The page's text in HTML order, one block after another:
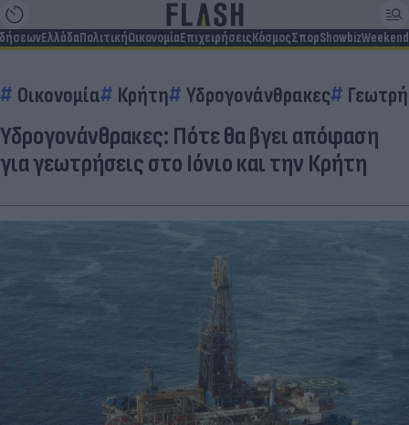
ΕλλάδαΠολιτικήΟικονομίαΕπιχειρήσειςΚόσμοςΣπορShowbizWeekend
Οικονομία Κρήτη Υδρογονάνθρακες
Υδρογονάνθρακες: Πότε θα βγει απόφαση
για γεωτρήσεις στο Ιόνιο και την Κρήτη